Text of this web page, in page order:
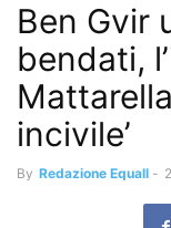
Ben Gvir
bendati,
incivile’
By Redazione Equall -